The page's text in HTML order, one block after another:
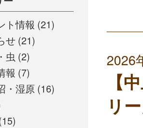
ト情報 (21)
せ (21)
虫 (2)
報 (7)
・湿原 (16)
2026
【
リ